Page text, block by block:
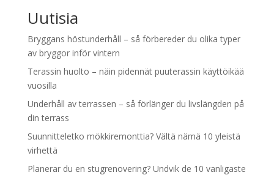
Uutisia
Bryggans höstunderhåll – så förbereder du olika typer
av bryggor inför vintern
Terassin huolto – näin pidennät puuterassin käyttöikää
vuosilla
Underhåll av terrassen – så förlänger du livslängden på
din terrass
Suunnitteletko mökkiremonttia? Vältä nämä 10 yleistä
virhettä
Planerar du en stugrenovering? Undvik de 10 vanligaste